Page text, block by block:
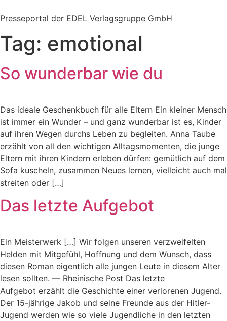
Inhalt
Presseportal der EDEL Verlagsgruppe GmbH
Tag: emotional
So wunderbar wie du
Das ideale Geschenkbuch für alle Eltern Ein kleiner Mensch
ist immer ein Wunder – und ganz wunderbar ist es, Kinder
auf ihren Wegen durchs Leben zu begleiten. Anna Taube
erzählt von all den wichtigen Alltagsmomenten, die junge
Eltern mit ihren Kindern erleben dürfen: gemütlich auf dem
Sofa kuscheln, zusammen Neues lernen, vielleicht auch mal
streiten oder […]
Das letzte Aufgebot
Ein Meisterwerk […] Wir folgen unseren verzweifelten
Helden mit Mitgefühl, Hoffnung und dem Wunsch, dass
diesen Roman eigentlich alle jungen Leute in diesem Alter
lesen sollten. ― Rheinische Post Das letzte
Aufgebot erzählt die Geschichte einer verlorenen Jugend.
Der 15-jährige Jakob und seine Freunde aus der Hitler-
Jugend werden wie so viele Jugendliche in den letzten